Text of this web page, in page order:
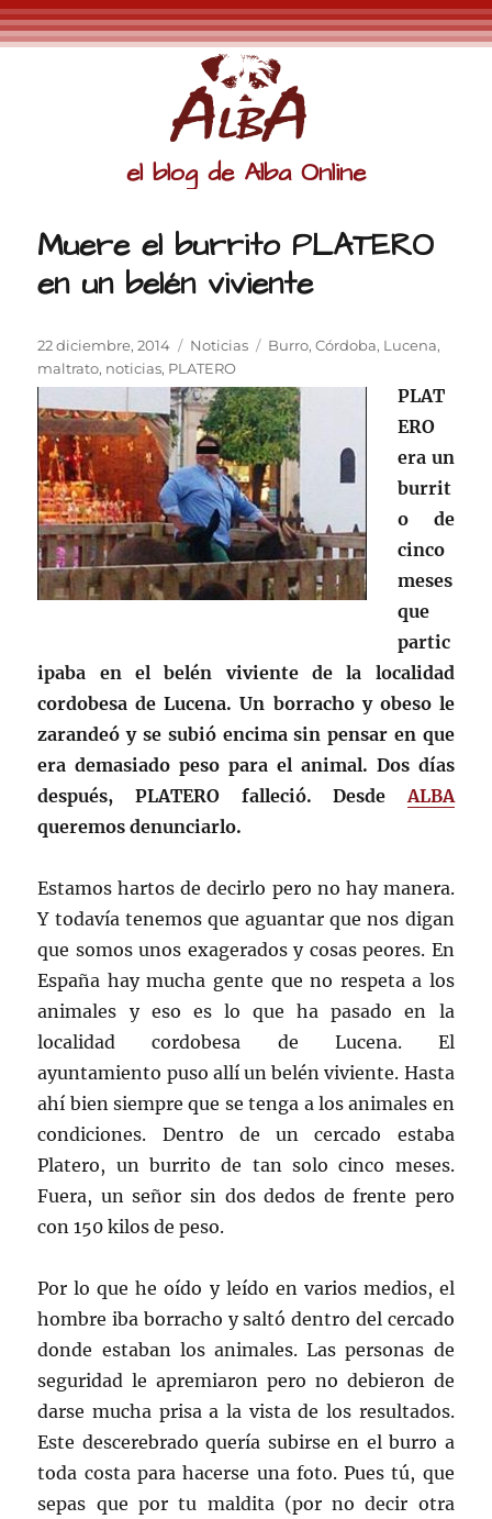
el blog de Alba Online
Muere el burrito PLATERO
en un belén viviente
Publicado
el
22 diciembre, 2014 Categorías
Noticias Etiquetas
Burro,Córdoba, Lucena,
maltrato, noticias, PLATERO
PLAT
ERO
era un
burrit
o de
cinco
meses
que
partic
ipaba en el belén viviente de la localidad
cordobesa de Lucena. Un borracho y obeso le
zarandeó y se subió encima sin pensar en que
era demasiado peso para el animal. Dos días
después, PLATERO falleció. DesdeALBA
queremos denunciarlo.
Estamos hartos de decirlo pero no hay manera.
Y todavía tenemos que aguantar que nos digan
que somos unos exagerados y cosas peores. En
España hay mucha gente que no respeta a los
animales y eso es lo que ha pasado en la
localidad cordobesa de Lucena. El
ayuntamiento puso allí un belén viviente. Hasta
ahí bien siempre que se tenga a los animales en
condiciones. Dentro de un cercado estaba
Platero, un burrito de tan solo cinco meses.
Fuera, un señor sin dos dedos de frente pero
con 150 kilos de peso.
Por lo que he oído y leído en varios medios, el
hombre iba borracho y saltó dentro del cercado
donde estaban los animales. Las personas de
seguridad le apremiaron pero no debieron de
darse mucha prisa a la vista de los resultados.
Este descerebrado quería subirse en el burro a
toda costa para hacerse una foto. Pues tú, que
sepas que por tu maldita (por no decir otra